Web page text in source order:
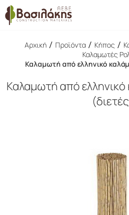
Αρχική / Προϊόντα / Κήπος /
Καλαμωτές
Καλαμωτή από ελληνικό
Καλαμωτή από